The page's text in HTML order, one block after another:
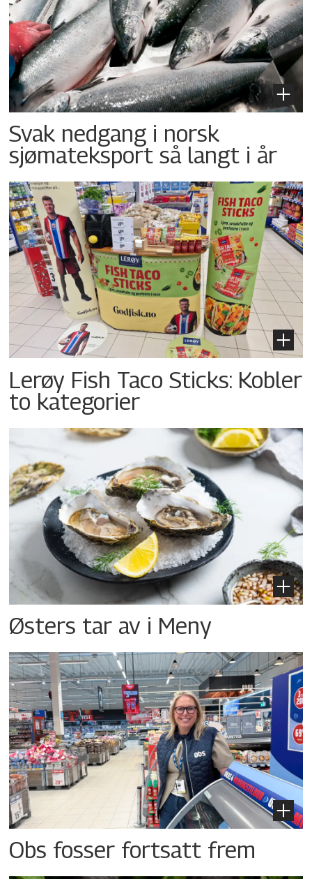
Svak nedgang i norsk
sjømateksport så langt i år
Lerøy Fish Taco Sticks: Kobler
to kategorier
Østers tar av i Meny
Obs fosser fortsatt frem